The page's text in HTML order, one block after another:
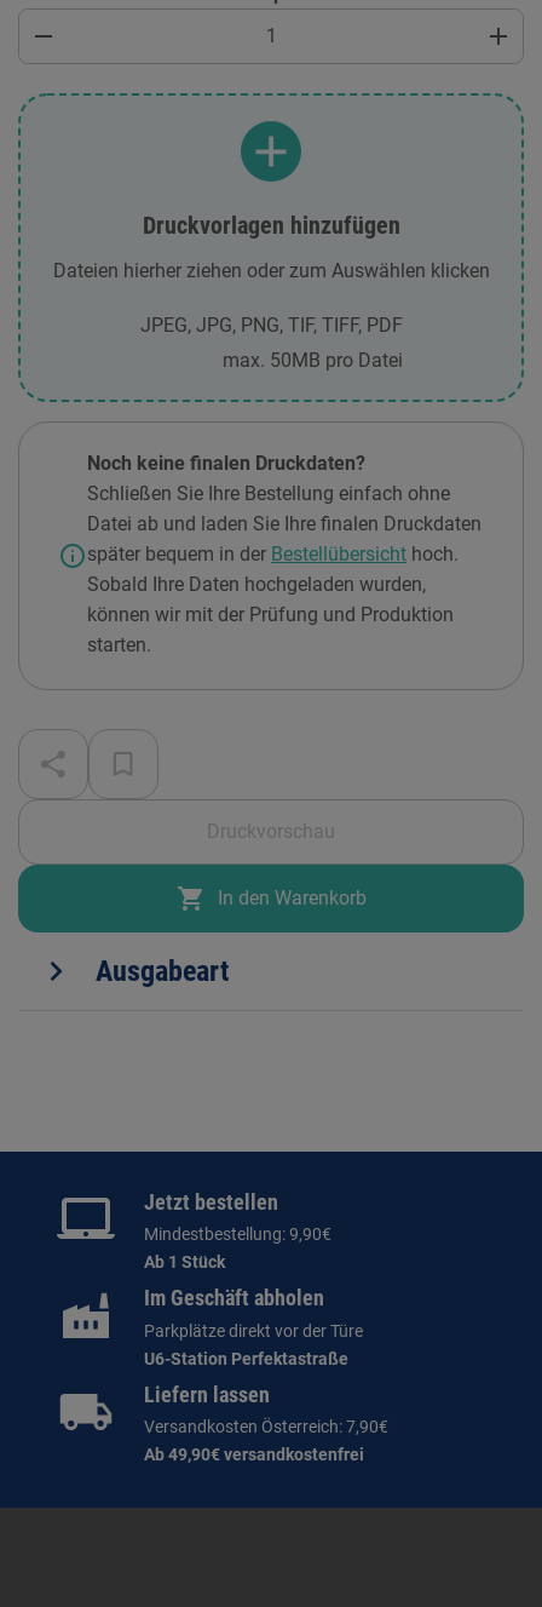
remove add
Druckvorlagen hinzufügen
Dateien hierher ziehen oder zum Auswählen klicken
JPEG, JPG, PNG, TIF, TIFF, PDF
max. 50MB pro Datei
info
Noch keine finalen Druckdaten?
Schließen Sie Ihre Bestellung einfach ohne
Datei ab und laden Sie Ihre finalen Druckdaten
später bequem in der Bestellübersicht hoch.
Sobald Ihre Daten hochgeladen wurden,
können wir mit der Prüfung und Produktion
starten.
Druckvorschau
shopping_cart In den Warenkorb
expand_more Ausgabeart
Jetzt bestellen
Mindestbestellung: 9,90€
Ab 1 Stück
Im Geschäft abholen
Parkplätze direkt vor der Türe
U6-Station Perfektastraße
Liefern lassen
Versandkosten Österreich: 7,90€
Ab 49,90€ versandkostenfrei